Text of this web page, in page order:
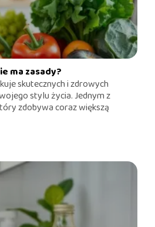
ma zasady?
skutecznych i zdrowych
stylu życia. Jednym z
zdobywa coraz większą